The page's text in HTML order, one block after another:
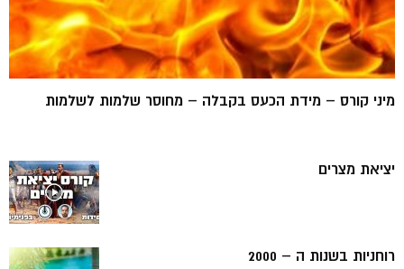
מיני קורס – מידת הכעס בקבלה – מחוסר שלמות לשלמות
יציאת מצרים
רוחניות בשנות ה – 2000